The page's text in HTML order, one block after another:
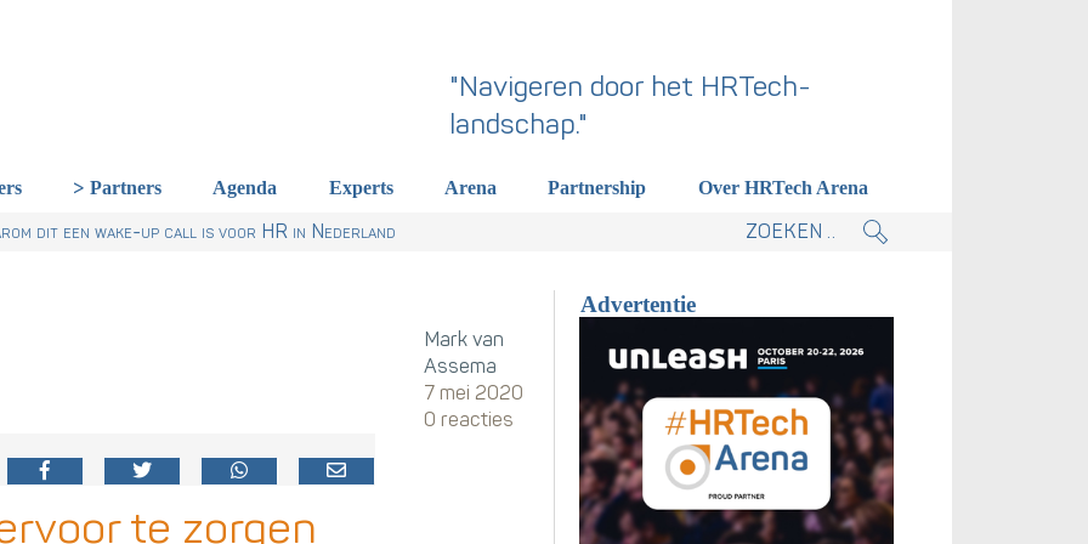
"Navigeren door het HRTech-
landschap."
Partners Agenda Experts Arena Partnership Over HRTech Arena
kabinet. Skills-gerichte arbeidsmarkt onderdeel actieplan.
nu al regelen
een gemeenschappelijke skillstaal nodig heeft
dit een wake-up call is voor HR in Nederland
Mark van
Assema
7 mei 2020
0 reacties
te zorgen
Advertentie